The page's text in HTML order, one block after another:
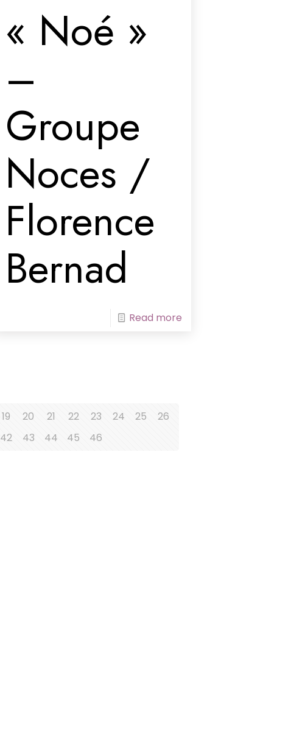
« Noé »
–
Groupe
Noces /
Florence
Bernad
Read more
19 20 21 22 23 24 25
26
42 43 44 45
46